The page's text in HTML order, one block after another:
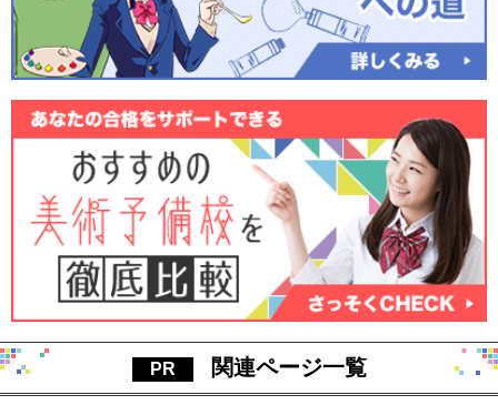
関連ページ一覧